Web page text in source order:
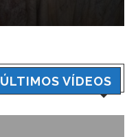
ÚLTIMOS VÍDEOS